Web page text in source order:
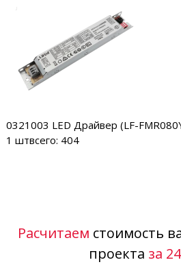
0321003 LED Драйвер (LF-
1 штвсего: 404
Расчитаем стоимость
проекта за